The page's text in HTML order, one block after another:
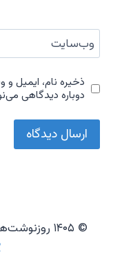
وب‌سایت
ذخیره نام، ایمیل
دوباره دیدگاهی
© ۱۴۰۵ روزنوشت‌های بهساد - قالب وردپرس توسط